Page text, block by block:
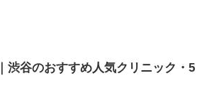
渋谷のおすすめ人気クリニック・5